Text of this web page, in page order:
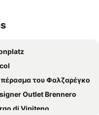
του Φαλζαρέγκο
Outlet Brennero
di Vipiteno